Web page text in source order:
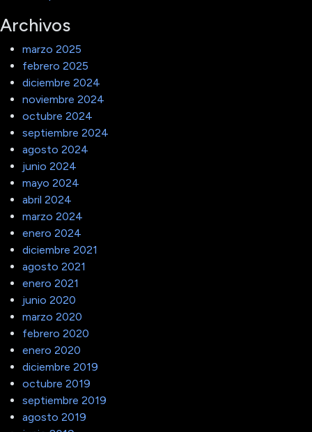
Archivos
marzo 2025
febrero 2025
diciembre 2024
noviembre 2024
octubre 2024
septiembre 2024
agosto 2024
junio 2024
mayo 2024
abril 2024
marzo 2024
enero 2024
diciembre 2021
agosto 2021
enero 2021
junio 2020
marzo 2020
febrero 2020
enero 2020
diciembre 2019
octubre 2019
septiembre 2019
agosto 2019